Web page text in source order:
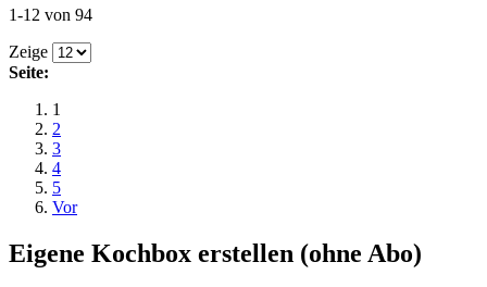
1-12 von 94
Zeige
Seite:
1
2
3
4
5
Vor
Eigene Kochbox erstellen (ohne Abo)